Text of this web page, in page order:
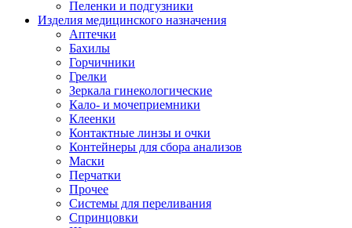
Пеленки и подгузники
Изделия медицинского назначения
Аптечки
Бахилы
Горчичники
Грелки
Зеркала гинекологические
Кало- и мочеприемники
Клеенки
Контактные линзы и очки
Контейнеры для сбора анализов
Маски
Перчатки
Прочее
Системы для переливания
Спринцовки